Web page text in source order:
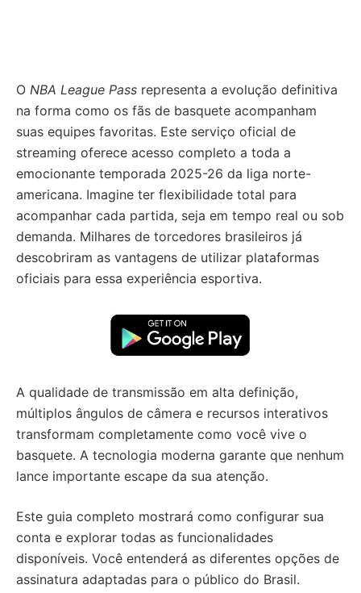
O NBA League Pass representa a evolução definitiva
na forma como os fãs de basquete acompanham
suas equipes favoritas. Este serviço oficial de
streaming oferece acesso completo a toda a
emocionante temporada 2025-26 da liga norte-
americana. Imagine ter flexibilidade total para
acompanhar cada partida, seja em tempo real ou sob
demanda. Milhares de torcedores brasileiros já
descobriram as vantagens de utilizar plataformas
oficiais para essa experiência esportiva.
A qualidade de transmissão em alta definição,
múltiplos ângulos de câmera e recursos interativos
transformam completamente como você vive o
basquete. A tecnologia moderna garante que nenhum
lance importante escape da sua atenção.
Este guia completo mostrará como configurar sua
conta e explorar todas as funcionalidades
disponíveis. Você entenderá as diferentes opções de
assinatura adaptadas para o público do Brasil.